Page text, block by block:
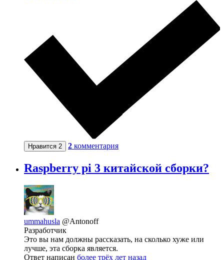
Нравится 2 2 комментария
Raspberry pi 3 китайской сборки?
ummahusla @Antonoff
Разработчик
Это вы нам должны рассказать, на сколько хуже или
лучше, эта сборка является.
Ответ написан более трёх лет назад